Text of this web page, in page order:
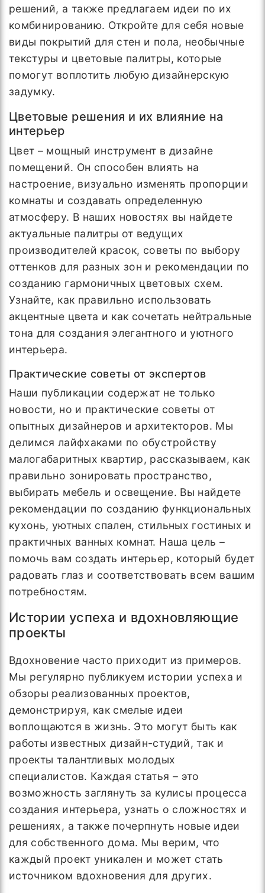
решений, а также предлагаем идеи по их
комбинированию. Откройте для себя новые
виды покрытий для стен и пола, необычные
текстуры и цветовые палитры, которые
помогут воплотить любую дизайнерскую
задумку.
Цветовые решения и их влияние на
интерьер
Цвет – мощный инструмент в дизайне
помещений. Он способен влиять на
настроение, визуально изменять пропорции
комнаты и создавать определенную
атмосферу. В наших новостях вы найдете
актуальные палитры от ведущих
производителей красок, советы по выбору
оттенков для разных зон и рекомендации по
созданию гармоничных цветовых схем.
Узнайте, как правильно использовать
акцентные цвета и как сочетать нейтральные
тона для создания элегантного и уютного
интерьера.
Практические советы от экспертов
Наши публикации содержат не только
новости, но и практические советы от
опытных дизайнеров и архитекторов. Мы
делимся лайфхаками по обустройству
малогабаритных квартир, рассказываем, как
правильно зонировать пространство,
выбирать мебель и освещение. Вы найдете
рекомендации по созданию функциональных
кухонь, уютных спален, стильных гостиных и
практичных ванных комнат. Наша цель –
помочь вам создать интерьер, который будет
радовать глаз и соответствовать всем вашим
потребностям.
Истории успеха и вдохновляющие
проекты
Вдохновение часто приходит из примеров.
Мы регулярно публикуем истории успеха и
обзоры реализованных проектов,
демонстрируя, как смелые идеи
воплощаются в жизнь. Это могут быть как
работы известных дизайн-студий, так и
проекты талантливых молодых
специалистов. Каждая статья – это
возможность заглянуть за кулисы процесса
создания интерьера, узнать о сложностях и
решениях, а также почерпнуть новые идеи
для собственного дома. Мы верим, что
каждый проект уникален и может стать
источником вдохновения для других.